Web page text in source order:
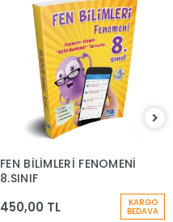
FEN BİLİMLERİ FENOMENİ
8.SINIF
450,00 TL KARGO
BEDAVA